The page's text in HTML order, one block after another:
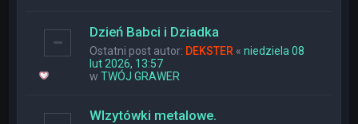
Dzień Babci i Dziadka
Ostatni post autor: DEKSTER «niedziela 08
lut 2026, 13:57
wTWÓJ GRAWER
WIzytówki metalowe.